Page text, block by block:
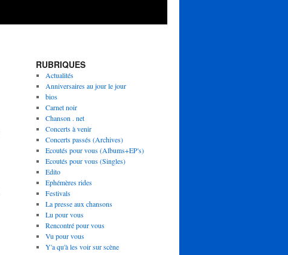
RUBRIQUES
Actualités
Anniversaires au jour le jour
bios
Carnet noir
Chanson . net
Concerts à venir
Concerts passés (Archives)
Ecoutés pour vous (Albums+EP's)
Ecoutés pour vous (Singles)
Edito
Ephémères rides
Festivals
La presse aux chansons
Lu pour vous
Rencontré pour vous
Vu pour vous
Y'a qu'à les voir sur scène